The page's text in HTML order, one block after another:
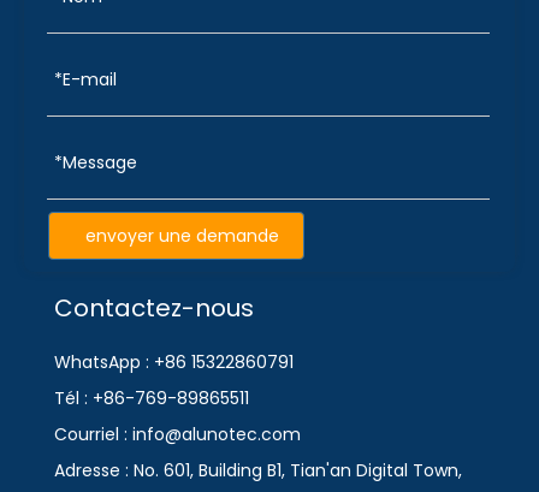
envoyer une demande
Contactez-nous
WhatsApp : +86 15322860791
Tél : +86-769-89865511
Courriel : info@alunotec.com
Adresse : No. 601, Building B1, Tian'an Digital Town,